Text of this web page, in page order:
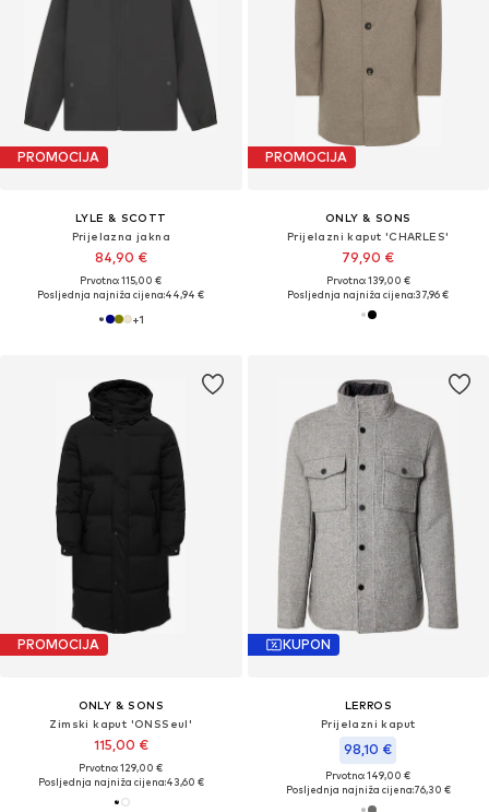
PROMOCIJA
LYLE & SCOTT
Prijelazna jakna
84,90 €
Prvotno: 115,00 €
Posljednja najniža cijena:44,94 €
+1
PROMOCIJA
ONLY & SONS
Prijelazni kaput 'CHARLES'
79,90 €
Prvotno: 139,00 €
Posljednja najniža cijena:37,96 €
PROMOCIJA
ONLY & SONS
Zimski kaput 'ONSSeul'
115,00 €
Prvotno: 129,00 €
Posljednja najniža cijena:43,60 €
KUPON
LERROS
Prijelazni kaput
98,10 €
Prvotno: 149,00 €
Posljednja najniža cijena:76,30 €